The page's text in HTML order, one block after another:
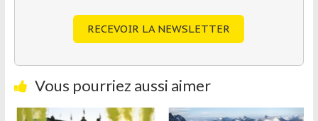
RECEVOIR LA NEWSLETTER
Vous pourriez aussi aimer